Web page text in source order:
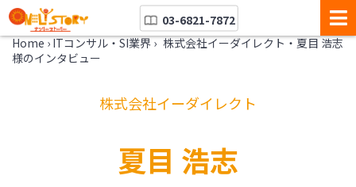
03-6821-7872
Home › ITコンサル・SI業界 › 株式会社イーダイレクト・夏目 浩志
様のインタビュー
株式会社イーダイレクト
夏目 浩志